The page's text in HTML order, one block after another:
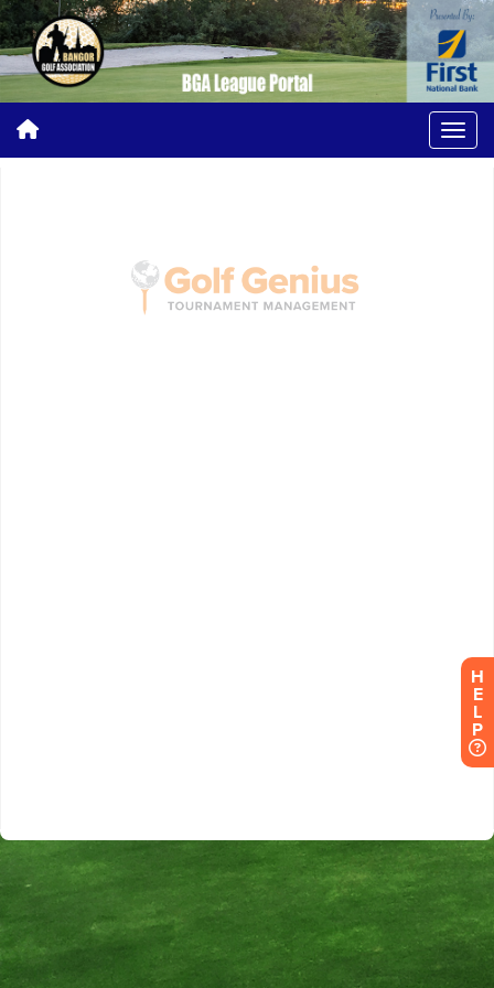
H
E
L
P